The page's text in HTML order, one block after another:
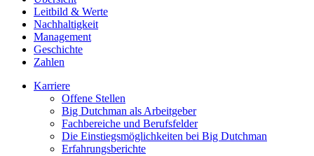
Leitbild & Werte
Nachhaltigkeit
Management
Geschichte
Zahlen
Karriere
Offene Stellen
Big Dutchman als Arbeitgeber
Fachbereiche und Berufsfelder
Die Einstiegsmöglichkeiten bei Big Dutchman
Erfahrungsberichte